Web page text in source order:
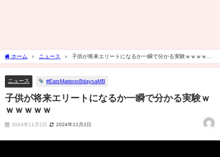
ホーム ニュース
子供が将来エリートになるか一瞬で分かる実験ｗｗｗｗｗ
ｗ
ニュース #EatsMatteosBdaysaMB
子供が将来エリートになるか一瞬で分かる実験ｗ
ｗｗｗｗｗ
2024年11月2日 2024年11月2日